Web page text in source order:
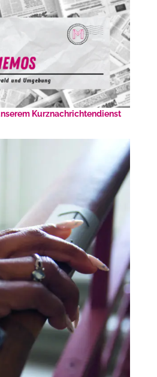
Kurznachrichtendienst